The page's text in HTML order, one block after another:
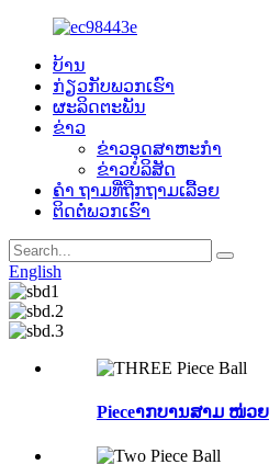
ບ້ານ
ກ່ຽວ​ກັບ​ພວກ​ເຮົາ
ຜະລິດຕະພັນ
ຂ່າວ
ຂ່າວອຸດສາຫະກໍາ
ຂ່າວບໍລິສັດ
ຄຳ ຖາມທີ່ຖືກຖາມເລື້ອຍ
ຕິດ​ຕໍ່​ພວກ​ເຮົາ
English
Pieceາກບານສາມ ໜ່ວຍ